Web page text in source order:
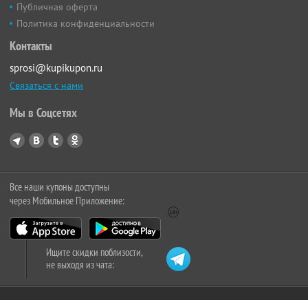
Публичная оферта
Политика конфиденциальности
Контакты
sprosi@kupikupon.ru
Связаться с нами
Мы в Соцсетях
Все наши купоны доступны
через Мобильное Приложение:
Ищите скидки поблизости,
не выходя из чата: